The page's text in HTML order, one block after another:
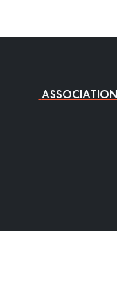
ASSOCIATION